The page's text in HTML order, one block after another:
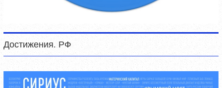
Достижения. РФ